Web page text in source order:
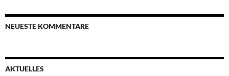
NEUESTE KOMMENTARE
AKTUELLES